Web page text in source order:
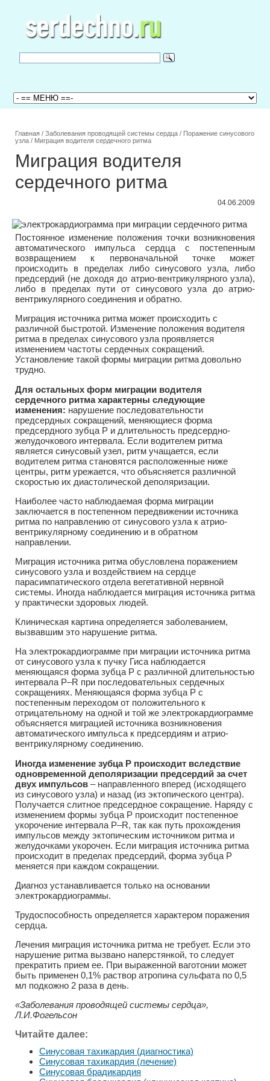
Главная / Заболевания проводящей системы сердца / Поражение синусового
узла / Миграция водителя сердечного ритма
Миграция водителя
сердечного ритма
04.06.2009
Постоянное изменение положения точки возникновения
автоматического импульса сердца с постепенным
возвращением к первоначальной точке может
происходить в пределах либо синусового узла, либо
предсердий (не доходя до атрио-вентрикулярного узла),
либо в пределах пути от синусового узла до атрио-
вентрикулярного соединения и обратно.
Миграция источника ритма может происходить с
различной быстротой. Изменение положения водителя
ритма в пределах синусового узла проявляется
изменением частоты сердечных сокращений.
Установление такой формы миграции ритма довольно
трудно.
Для остальных форм миграции водителя
сердечного ритма характерны следующие
изменения: нарушение последовательности
предсердных сокращений, меняющиеся форма
предсердного зубца Р и длительность предсердно-
желудочкового интервала. Если водителем ритма
является синусовый узел, ритм учащается, если
водителем ритма становятся расположенные ниже
центры, ритм урежается, что объясняется различной
скоростью их диастолической деполяризации.
Наиболее часто наблюдаемая форма миграции
заключается в постепенном передвижении источника
ритма по направлению от синусового узла к атрио-
вентрикулярному соединению и в обратном
направлении.
Миграция источника ритма обусловлена поражением
синусового узла и воздействием на сердце
парасимпатического отдела вегетативной нервной
системы. Иногда наблюдается миграция источника ритма
у практически здоровых людей.
Клиническая картина определяется заболеванием,
вызвавшим это нарушение ритма.
На электрокардиограмме при миграции источника ритма
от синусового узла к пучку Гиса наблюдается
меняющаяся форма зубца Р с различной длительностью
интервала Р–R при последовательных сердечных
сокращениях. Меняющаяся форма зубца Р с
постепенным переходом от положительного к
отрицательному на одной и той же электрокардиограмме
объясняется миграцией источника возникновения
автоматического импульса к предсердиям и атрио-
вентрикулярному соединению.
Иногда изменение зубца Р происходит вследствие
одновременной деполяризации предсердий за счет
двух импульсов – направленного вперед (исходящего
из синусового узла) и назад (из эктопического центра).
Получается слитное предсердное сокращение. Наряду с
изменением формы зубца Р происходит постепенное
укорочение интервала Р–R, так как путь прохождения
импульсов между эктопическим источником ритма и
желудочками укорочен. Если миграция источника ритма
происходит в пределах предсердий, форма зубца Р
меняется при каждом сокращении.
Диагноз устанавливается только на основании
электрокардиограммы.
Трудоспособность определяется характером поражения
сердца.
Лечения миграция источника ритма не требует. Если это
нарушение ритма вызвано наперстянкой, то следует
прекратить прием ее. При выраженной ваготонии может
быть применен 0,1% раствор атропина сульфата по 0,5
мл подкожно 2 раза в день.
«Заболевания проводящей системы сердца»,
Л.И.Фогельсон
Читайте далее:
Синусовая тахикардия (диагностика)
Синусовая тахикардия (лечение)
Синусовая брадикардия